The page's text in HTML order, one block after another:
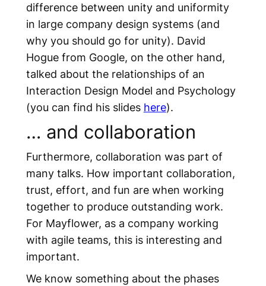
difference between unity and uniformity
in large company design systems (and
why you should go for unity). David
Hogue from Google, on the other hand,
talked about the relationships of an
Interaction Design Model and Psychology
(you can find his slides here).
… and collaboration
Furthermore, collaboration was part of
many talks. How important collaboration,
trust, effort, and fun are when working
together to produce outstanding work.
For Mayflower, as a company working
with agile teams, this is interesting and
important.
We know something about the phases